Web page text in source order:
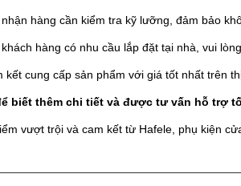
hàng cần kiểm tra kỹ lưỡng, đảm bảo
hàng có nhu cầu lắp đặt tại nhà, vui
kết cung cấp sản phẩm với giá tốt nhất trên
biết thêm chi tiết và được tư vấn hỗ trợ
vượt trội và cam kết từ Hafele, phụ kiện